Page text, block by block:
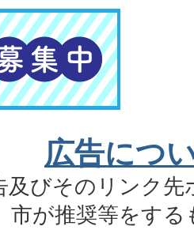
広告につ
びそのリンク先
市が推奨等をす